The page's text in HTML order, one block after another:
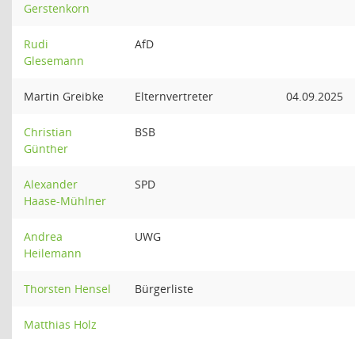
Gerstenkorn
Rudi
Glesemann
AfD
Martin Greibke Elternvertreter 04.09.2025
Christian
Günther
BSB
Alexander
Haase-Mühlner
SPD
Andrea
Heilemann
UWG
Thorsten Hensel Bürgerliste
Matthias Holz